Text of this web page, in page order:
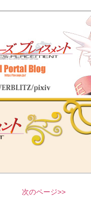
次のページ>>